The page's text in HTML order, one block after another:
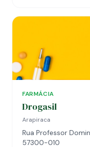
FARMÁCIA
Drogasil
Arapiraca
Rua Professor
57300-010